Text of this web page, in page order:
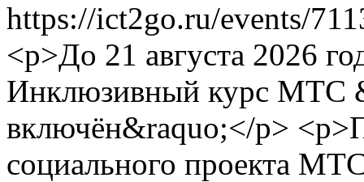
https://ict2go.ru/events/
<p>До 21 августа 2026
Инклюзивный курс МТС
включён&raquo;</p>
социального проекта